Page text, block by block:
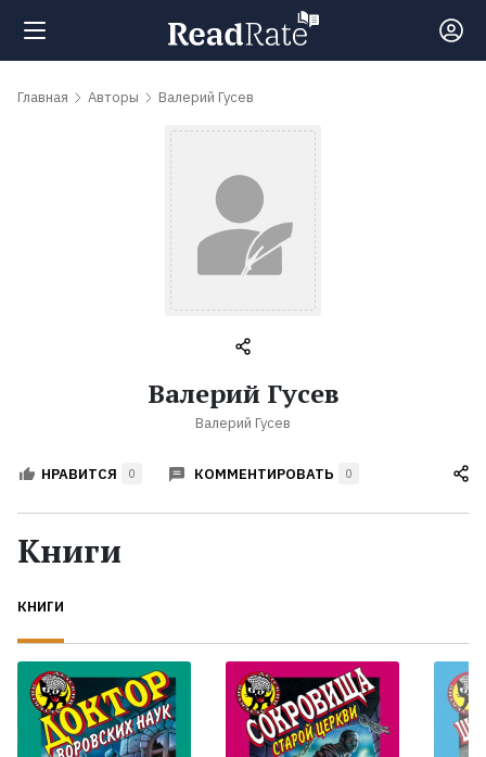
Поиск
обсуждаемые
Авторы
Жанры
Экранизации
Коллекции
Главная Авторы Валерий Гусев
Валерий Гусев
Валерий Гусев
НРАВИТСЯ 0 КОММЕНТИРОВАТЬ 0
Книги
КНИГИ